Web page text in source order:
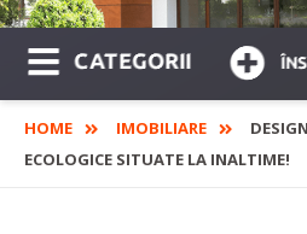
CATEGORII
HOME IMOBILIARE
ECOLOGICE SITUATE LA INALTIME!